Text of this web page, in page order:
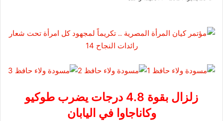
زلزال بقوة 4.8 درجات يضرب طوكيو
وكاناجاوا في اليابان